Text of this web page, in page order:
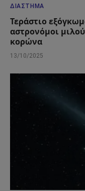
ΔΙΆΣΤΗΜΑ
Τεράστιο
αστρονόμοι
κορώνα
13/10/2025